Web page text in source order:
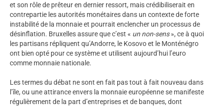
et son rôle de prêteur en dernier ressort, mais crédibiliserait en
contrepartie les autorités monétaires dans un contexte de forte
instabilité de la monnaie et pourrait enclencher un processus de
désinflation. Bruxelles assure que c’est « un non-sens», ce à quoi
les partisans répliquent qu’Andorre, le Kosovo et le Monténégro
ont bien opté pour ce système et utilisent aujourd’hui l’euro
comme monnaie nationale.
Les termes du débat ne sont en fait pas tout à fait nouveau dans
l’île, ou une attirance envers la monnaie européenne se manifeste
régulièrement de la part d’entreprises et de banques, dont